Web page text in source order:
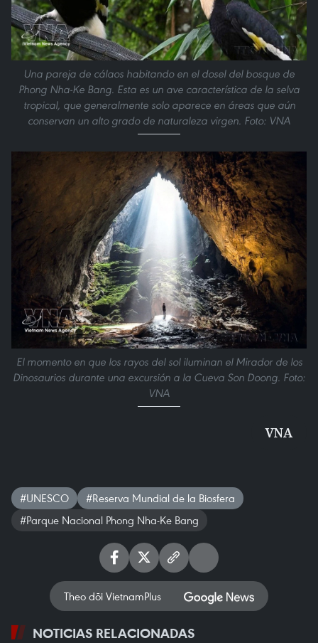
Una pareja de cálaos habitando en el dosel del bosque de
Phong Nha-Ke Bang. Esta es un ave característica de la selva
tropical, que generalmente solo aparece en áreas que aún
conservan un alto grado de naturaleza virgen. Foto: VNA
El momento en que los rayos del sol iluminan el Mirador de los
Dinosaurios durante una excursión a la Cueva Son Doong. Foto:
VNA
VNA
#UNESCO
#Reserva Mundial de la Biosfera
#Parque Nacional Phong Nha-Ke Bang
Theo dõi VietnamPlus
NOTICIAS RELACIONADAS